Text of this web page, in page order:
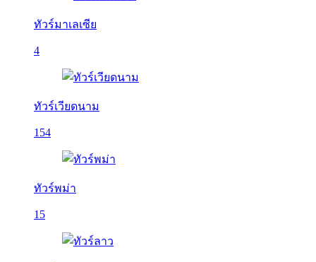
ทัวร์มาเลเซีย
4
ทัวร์เวียดนาม
154
ทัวร์พม่า
15